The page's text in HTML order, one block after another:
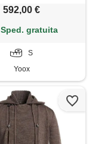
592,00 €
Sped. gratuita
S
Yoox